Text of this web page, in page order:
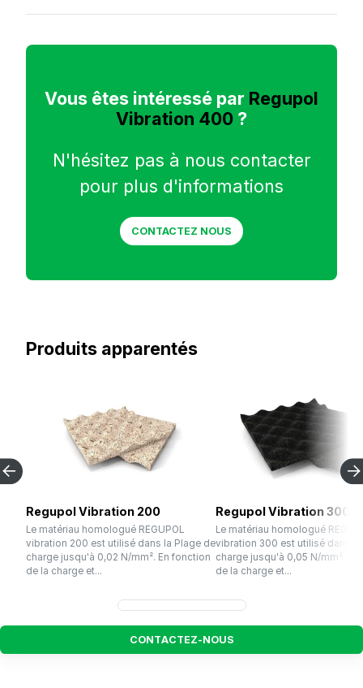
Vous êtes intéressé par Regupol
Vibration 400 ?
N'hésitez pas à nous contacter
pour plus d'informations
CONTACTEZ NOUS
Produits apparentés
Regupol Vibration 200
Le matériau homologué REGUPOL
vibration 200 est utilisé dans la Plage de
charge jusqu'à 0,02 N/mm². En fonction
de la charge et...
Regupol Vibration 300
Le matériau homologué
vibration 300 est utilisé dans la
charge jusqu'à 0,05 N/mm².
de la charge et...
CONTACTEZ-NOUS